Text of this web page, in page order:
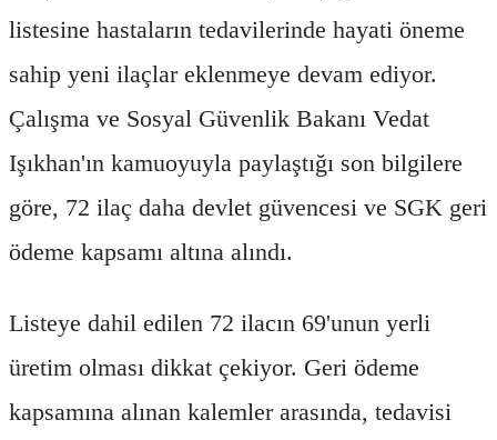
listesine hastaların tedavilerinde hayati öneme
sahip yeni ilaçlar eklenmeye devam ediyor.
Çalışma ve Sosyal Güvenlik Bakanı Vedat
Işıkhan'ın kamuoyuyla paylaştığı son bilgilere
göre, 72 ilaç daha devlet güvencesi ve SGK geri
ödeme kapsamı altına alındı.
Listeye dahil edilen 72 ilacın 69'unun yerli
üretim olması dikkat çekiyor. Geri ödeme
kapsamına alınan kalemler arasında, tedavisi